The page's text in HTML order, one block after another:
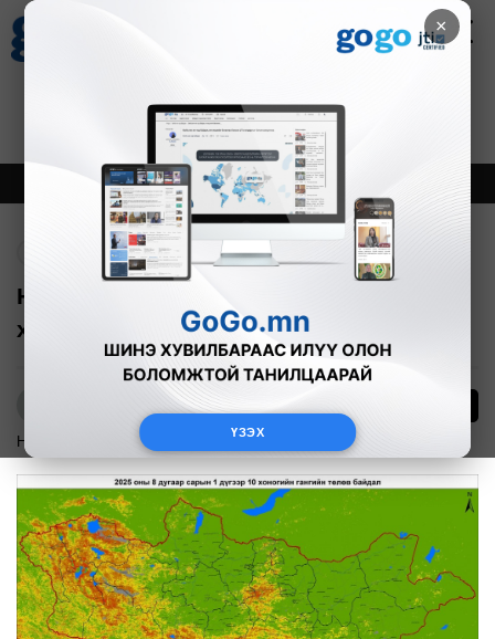
×
ҮЗЭХ
Зурхай
8.07
Онцлох Шинэ
Нийт нутгийн 22 хувьд гандуу, 17
хувьд гантай байна
Нийгэм 2025-08-14